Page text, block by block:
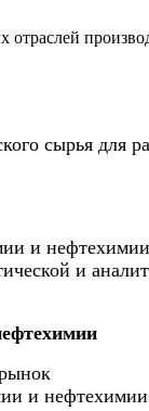
отраслей
сырья для
и
и
и нефтехимии